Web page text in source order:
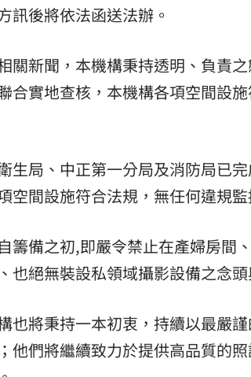
訊後將依法函送法辦。
關新聞，本機構秉持透明、負責
合實地查核，本機構各項空間設
生局、中正第一分局及消防局已
間設施符合法規，無任何違規監
籌備之初,即嚴令禁止在產婦房間
絕無裝設私領域攝影設備之念頭
也將秉持一本初衷，持續以最嚴
他們將繼續致力於提供高品質的